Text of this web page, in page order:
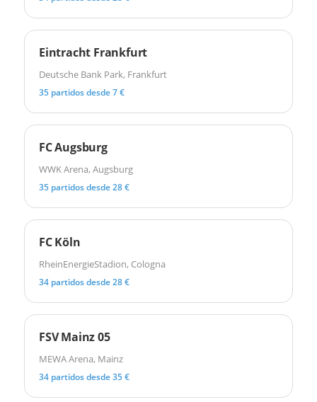
Eintracht Frankfurt
Deutsche Bank Park, Frankfurt
35 partidos desde 7 €
FC Augsburg
WWK Arena, Augsburg
35 partidos desde 28 €
FC Köln
RheinEnergieStadion, Cologna
34 partidos desde 28 €
FSV Mainz 05
MEWA Arena, Mainz
34 partidos desde 35 €